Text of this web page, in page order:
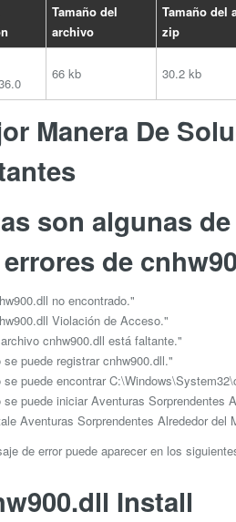
Tamaño del
archivo
Tamaño del
zip
66 kb 30.2 kb
Manera De
son algunas
de
no encontrado."
Violación de Acceso."
cnhw900.dll está faltante."
se puede registrar cnhw900.dll."
se puede encontrar
se puede iniciar Aventuras Sorprendentes
Aventuras Sorprendentes Alrededor del
de error puede aparecer en los
Install